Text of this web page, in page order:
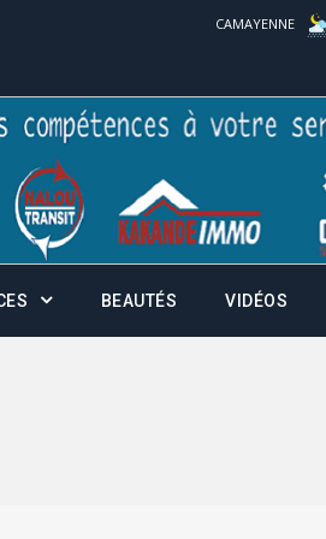
CAMAYENNE
BEAUTÉS VIDÉOS